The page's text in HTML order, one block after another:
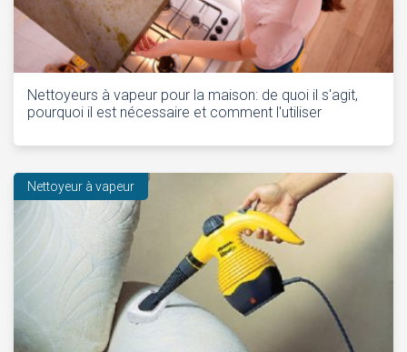
Nettoyeurs à vapeur pour la maison: de quoi il s'agit,
pourquoi il est nécessaire et comment l'utiliser
Nettoyeur à vapeur